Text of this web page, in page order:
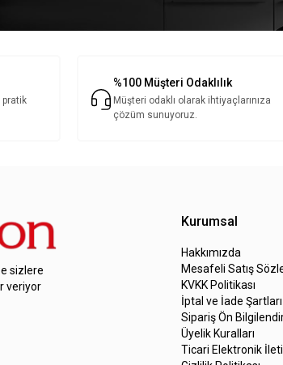
pratik
%100 Müşteri Odaklılık
Müşteri odaklı olarak ihtiyaçlarınıza
çözüm sunuyoruz.
sizlere
veriyor
Kurumsal
Hakkımızda
Mesafeli Satış
KVKK Politikası
İptal ve İade Şartları
Sipariş Ön
Üyelik Kuralları
Ticari Elektronik